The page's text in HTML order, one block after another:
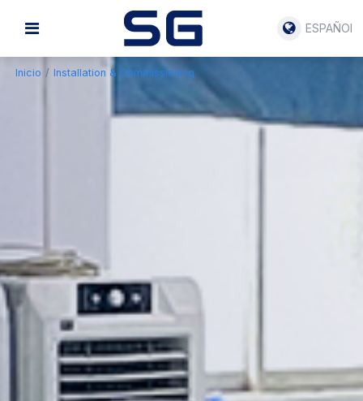
ESPAÑOL
Inicio / Installation & Commissioning